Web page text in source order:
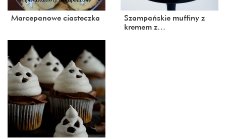
Marcepanowe ciasteczka
Szampańskie muffiny z
kremem z…